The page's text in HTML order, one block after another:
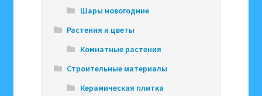
Шары новогодние
Растения и цветы
Комнатные растения
Строительные материалы
Керамическая плитка